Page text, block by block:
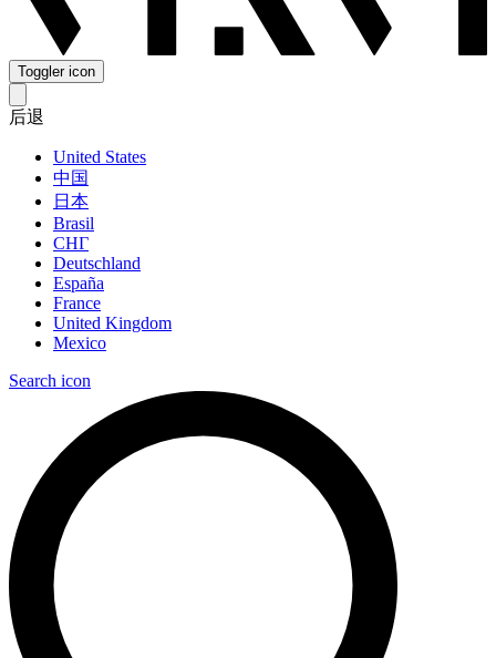
Toggler icon
后退
United States
中国
日本
Brasil
СНГ
Deutschland
España
France
United Kingdom
Mexico
Search icon